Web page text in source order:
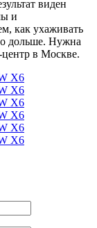
виден
и
как ухаживать
дольше. Нужна
центр в Москве.